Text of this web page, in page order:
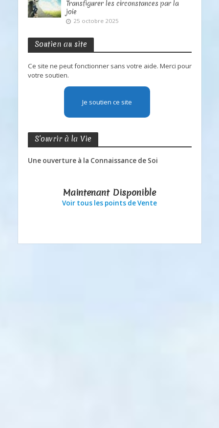
Transfigurer les circonstances par la
joie
25 octobre 2025
Soutien au site
Ce site ne peut fonctionner sans votre aide. Merci pour
votre soutien.
Je soutien ce site
S’ouvrir à la Vie
Une ouverture à la Connaissance de Soi
Maintenant Disponible
Voir tous les points de Vente